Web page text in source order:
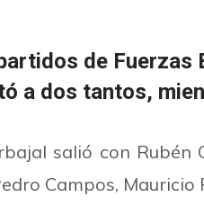
de
a dos tantos,
salió con Rubén
Campos,